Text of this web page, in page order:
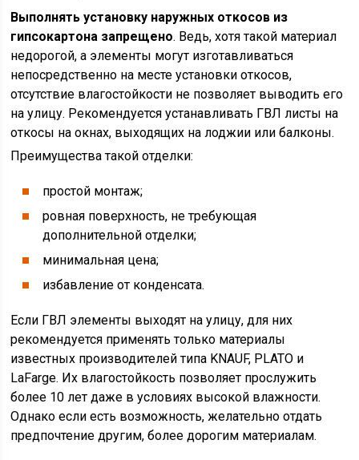
Выполнять установку наружных откосов из
гипсокартона запрещено. Ведь, хотя такой материал
недорогой, а элементы могут изготавливаться
непосредственно на месте установки откосов,
отсутствие влагостойкости не позволяет выводить его
на улицу. Рекомендуется устанавливать ГВЛ листы на
откосы на окнах, выходящих на лоджии или балконы.
Преимущества такой отделки:
простой монтаж;
ровная поверхность, не требующая
дополнительной отделки;
минимальная цена;
избавление от конденсата.
Если ГВЛ элементы выходят на улицу, для них
рекомендуется применять только материалы
известных производителей типа KNAUF, PLATO и
LaFarge. Их влагостойкость позволяет прослужить
более 10 лет даже в условиях высокой влажности.
Однако если есть возможность, желательно отдать
предпочтение другим, более дорогим материалам.